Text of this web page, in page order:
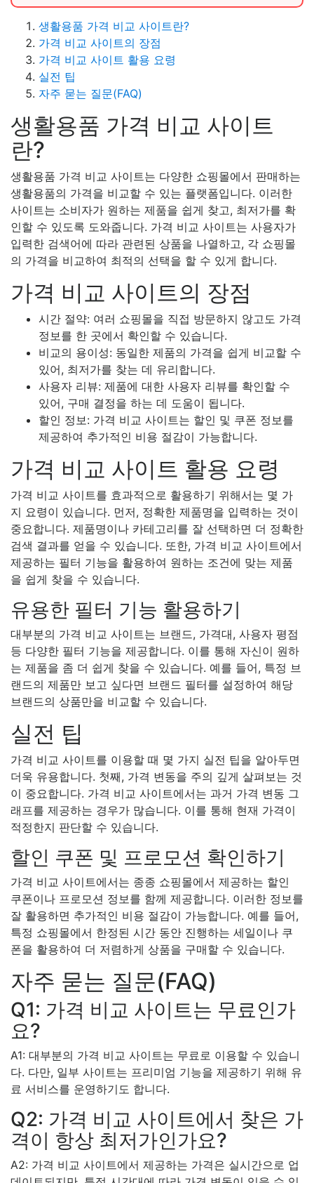
생활용품 가격 비교 사이트란?
가격 비교 사이트의 장점
가격 비교 사이트 활용 요령
실전 팁
자주 묻는 질문(FAQ)
생활용품 가격 비교 사이트
란?
생활용품 가격 비교 사이트는 다양한 쇼핑몰에서 판매하는
생활용품의 가격을 비교할 수 있는 플랫폼입니다. 이러한
사이트는 소비자가 원하는 제품을 쉽게 찾고, 최저가를 확
인할 수 있도록 도와줍니다. 가격 비교 사이트는 사용자가
입력한 검색어에 따라 관련된 상품을 나열하고, 각 쇼핑몰
의 가격을 비교하여 최적의 선택을 할 수 있게 합니다.
가격 비교 사이트의 장점
시간 절약: 여러 쇼핑몰을 직접 방문하지 않고도 가격
정보를 한 곳에서 확인할 수 있습니다.
비교의 용이성: 동일한 제품의 가격을 쉽게 비교할 수
있어, 최저가를 찾는 데 유리합니다.
사용자 리뷰: 제품에 대한 사용자 리뷰를 확인할 수
있어, 구매 결정을 하는 데 도움이 됩니다.
할인 정보: 가격 비교 사이트는 할인 및 쿠폰 정보를
제공하여 추가적인 비용 절감이 가능합니다.
가격 비교 사이트 활용 요령
가격 비교 사이트를 효과적으로 활용하기 위해서는 몇 가
지 요령이 있습니다. 먼저, 정확한 제품명을 입력하는 것이
중요합니다. 제품명이나 카테고리를 잘 선택하면 더 정확한
검색 결과를 얻을 수 있습니다. 또한, 가격 비교 사이트에서
제공하는 필터 기능을 활용하여 원하는 조건에 맞는 제품
을 쉽게 찾을 수 있습니다.
유용한 필터 기능 활용하기
대부분의 가격 비교 사이트는 브랜드, 가격대, 사용자 평점
등 다양한 필터 기능을 제공합니다. 이를 통해 자신이 원하
는 제품을 좀 더 쉽게 찾을 수 있습니다. 예를 들어, 특정 브
랜드의 제품만 보고 싶다면 브랜드 필터를 설정하여 해당
브랜드의 상품만을 비교할 수 있습니다.
실전 팁
가격 비교 사이트를 이용할 때 몇 가지 실전 팁을 알아두면
더욱 유용합니다. 첫째, 가격 변동을 주의 깊게 살펴보는 것
이 중요합니다. 가격 비교 사이트에서는 과거 가격 변동 그
래프를 제공하는 경우가 많습니다. 이를 통해 현재 가격이
적정한지 판단할 수 있습니다.
할인 쿠폰 및 프로모션 확인하기
가격 비교 사이트에서는 종종 쇼핑몰에서 제공하는 할인
쿠폰이나 프로모션 정보를 함께 제공합니다. 이러한 정보를
잘 활용하면 추가적인 비용 절감이 가능합니다. 예를 들어,
특정 쇼핑몰에서 한정된 시간 동안 진행하는 세일이나 쿠
폰을 활용하여 더 저렴하게 상품을 구매할 수 있습니다.
자주 묻는 질문(FAQ)
Q1: 가격 비교 사이트는 무료인가
요?
A1: 대부분의 가격 비교 사이트는 무료로 이용할 수 있습니
다. 다만, 일부 사이트는 프리미엄 기능을 제공하기 위해 유
료 서비스를 운영하기도 합니다.
Q2: 가격 비교 사이트에서 찾은 가
격이 항상 최저가인가요?
A2: 가격 비교 사이트에서 제공하는 가격은 실시간으로 업